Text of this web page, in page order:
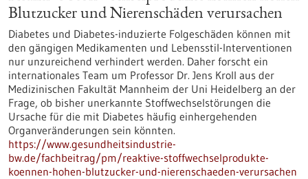
Blutzucker und Nierenschäden verursachen
Diabetes und Diabetes-induzierte Folgeschäden können mit
den gängigen Medikamenten und Lebensstil-Interventionen
nur unzureichend verhindert werden. Daher forscht ein
internationales Team um Professor Dr. Jens Kroll aus der
Medizinischen Fakultät Mannheim der Uni Heidelberg an der
Frage, ob bisher unerkannte Stoffwechselstörungen die
Ursache für die mit Diabetes häufig einhergehenden
Organveränderungen sein könnten.
https://www.gesundheitsindustrie-
bw.de/fachbeitrag/pm/reaktive-stoffwechselprodukte-
koennen-hohen-blutzucker-und-nierenschaeden-verursachen